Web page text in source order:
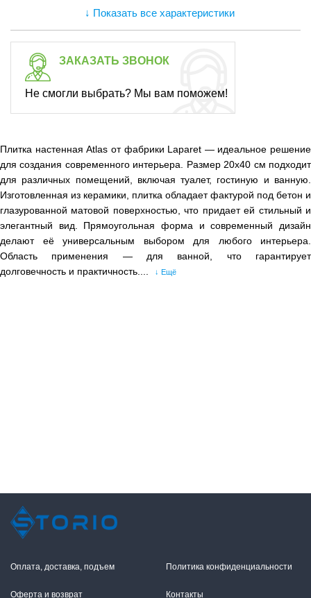
↓ Показать все характеристики
ЗАКАЗАТЬ ЗВОНОК
Не смогли выбрать? Мы вам поможем!
Плитка настенная Atlas от фабрики Laparet — идеальное решение
для создания современного интерьера. Размер 20х40 см подходит
для различных помещений, включая туалет, гостиную и ванную.
Изготовленная из керамики, плитка обладает фактурой под бетон и
глазурованной матовой поверхностью, что придает ей стильный и
элегантный вид. Прямоугольная форма и современный дизайн
делают её универсальным выбором для любого интерьера.
Область применения — для ванной, что гарантирует
долговечность и практичность....
↓ Ещё
Оплата, доставка, подъем
Оферта и возврат
Политика конфиденциальности
Контакты